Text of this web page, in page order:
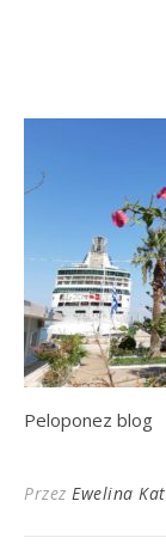
Peloponez blog
Przez Ewelina Kat